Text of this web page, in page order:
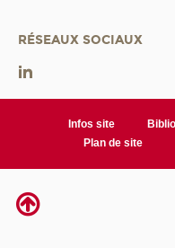
RÉSEAUX SOCIAUX
Infos site
Plan de site